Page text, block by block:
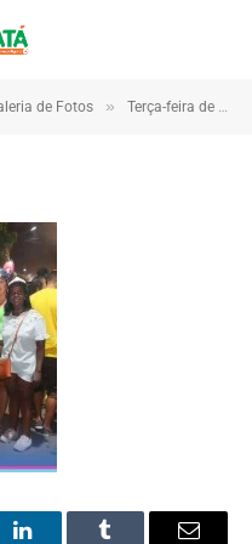
de Fotos » Terça-feira de carnaval 2023